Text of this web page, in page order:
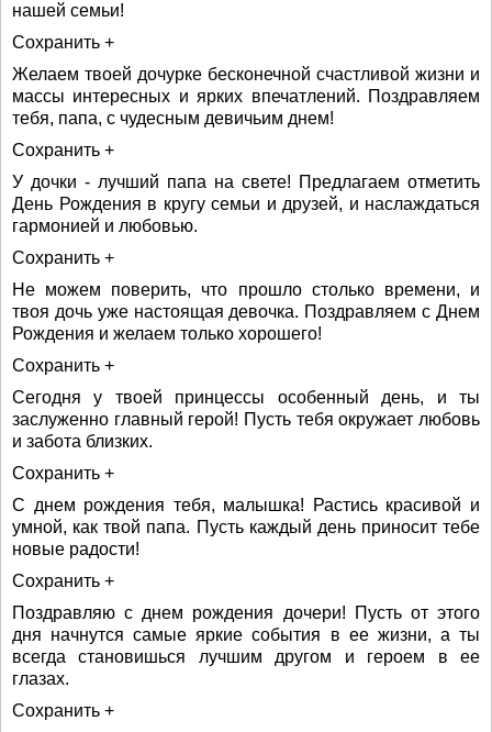
нашей семьи!
Сохранить +
Желаем твоей дочурке бесконечной счастливой жизни и
массы интересных и ярких впечатлений. Поздравляем
тебя, папа, с чудесным девичьим днем!
Сохранить +
У дочки - лучший папа на свете! Предлагаем отметить
День Рождения в кругу семьи и друзей, и наслаждаться
гармонией и любовью.
Сохранить +
Не можем поверить, что прошло столько времени, и
твоя дочь уже настоящая девочка. Поздравляем с Днем
Рождения и желаем только хорошего!
Сохранить +
Сегодня у твоей принцессы особенный день, и ты
заслуженно главный герой! Пусть тебя окружает любовь
и забота близких.
Сохранить +
С днем рождения тебя, малышка! Растись красивой и
умной, как твой папа. Пусть каждый день приносит тебе
новые радости!
Сохранить +
Поздравляю с днем рождения дочери! Пусть от этого
дня начнутся самые яркие события в ее жизни, а ты
всегда становишься лучшим другом и героем в ее
глазах.
Сохранить +